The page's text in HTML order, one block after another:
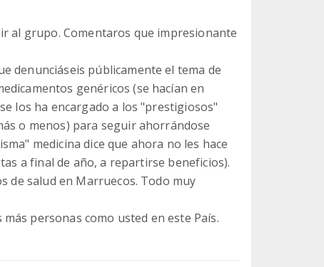
al grupo. Comentaros que impresionante
denunciáseis públicamente el tema de
genéricos (se hacían en
los ha encargado a los "prestigiosos"
o menos) para seguir ahorrándose
medicina dice que ahora no les hace
a final de año, a repartirse beneficios).
de salud en Marruecos. Todo muy
personas como usted en este País.